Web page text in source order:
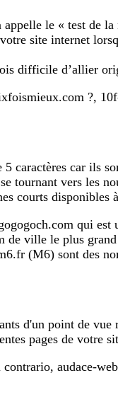
le « test de la
site internet
difficile d’allier
?,
caractères car ils
tournant vers les
courts disponibles
qui est
de ville le plus grand
(M6) sont des
d'un point de vue
pages de votre
audace-